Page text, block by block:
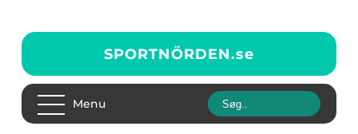
SPORTNÖRDEN.se
Menu